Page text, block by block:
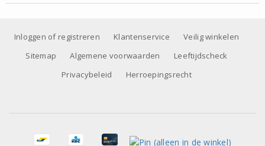
Inloggen of registreren Klantenservice
Veilig winkelen
Sitemap
Algemene voorwaarden
Leeftijdscheck
Privacybeleid
Herroepingsrecht